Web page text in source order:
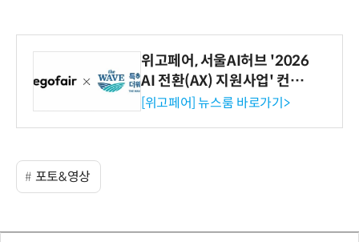
위고페어, 서울AI허브 '2026
AI 전환(AX) 지원사업' 컨소
시엄 선정
[위고페어] 뉴스룸 바로가기>
포토&영상